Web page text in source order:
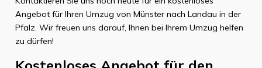
Angebot für Ihren Umzug von Münster nach Landau in der
Pfalz. Wir freuen uns darauf, Ihnen bei Ihrem Umzug helfen
zu dürfen!